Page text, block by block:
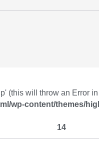
(this will throw an Error
wp-content/themes/
14